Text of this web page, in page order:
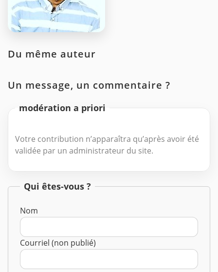
Du même auteur
Un message, un commentaire ?
modération a priori
Votre contribution n’apparaîtra qu’après avoir été
validée par un administrateur du site.
Qui êtes-vous ?
Nom
Courriel (non publié)